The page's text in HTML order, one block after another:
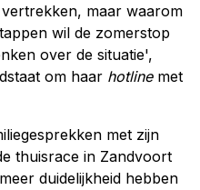
maar waarom
wil de zomerstop
over de situatie',
om haar hotlinemet
met zijn
thuisrace in Zandvoort
duidelijkheid hebben